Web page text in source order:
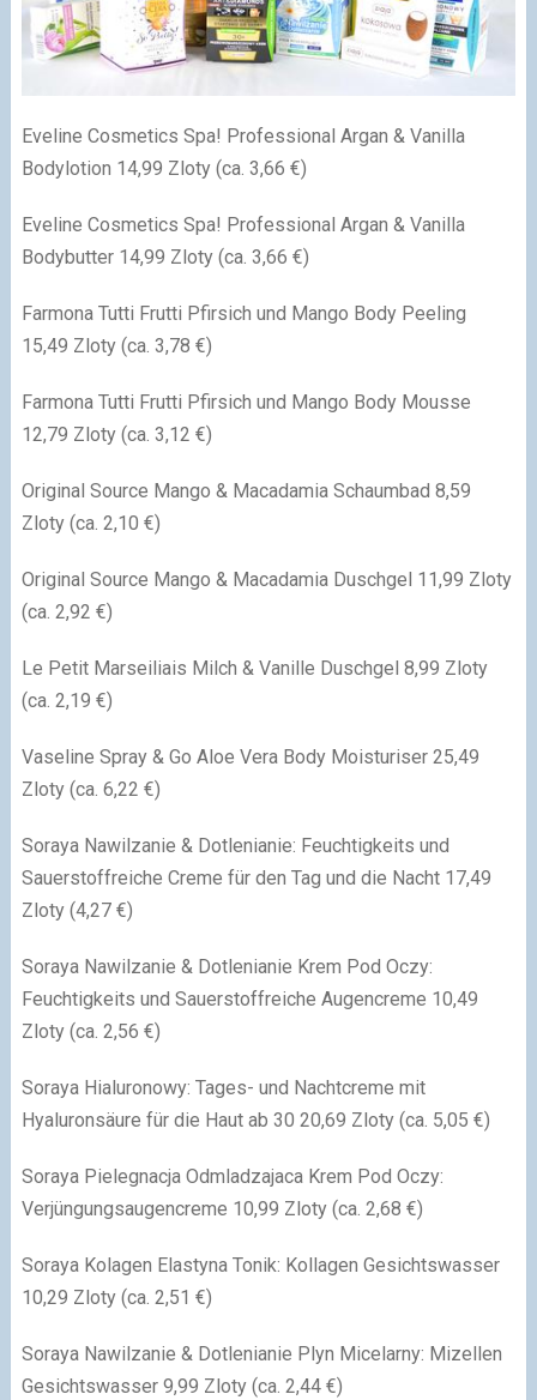
Eveline Cosmetics Spa! Professional Argan & Vanilla
Bodylotion 14,99 Zloty (ca. 3,66 €)
Eveline Cosmetics Spa! Professional Argan & Vanilla
Bodybutter 14,99 Zloty (ca. 3,66 €)
Farmona Tutti Frutti Pfirsich und Mango Body Peeling
15,49 Zloty (ca. 3,78 €)
Farmona Tutti Frutti Pfirsich und Mango Body Mousse
12,79 Zloty (ca. 3,12 €)
Original Source Mango & Macadamia Schaumbad 8,59
Zloty (ca. 2,10 €)
Original Source Mango & Macadamia Duschgel 11,99 Zloty
(ca. 2,92 €)
Le Petit Marseiliais Milch & Vanille Duschgel 8,99 Zloty
(ca. 2,19 €)
Vaseline Spray & Go Aloe Vera Body Moisturiser 25,49
Zloty (ca. 6,22 €)
Soraya Nawilzanie & Dotlenianie: Feuchtigkeits und
Sauerstoffreiche Creme für den Tag und die Nacht 17,49
Zloty (4,27 €)
Soraya Nawilzanie & Dotlenianie Krem Pod Oczy:
Feuchtigkeits und Sauerstoffreiche Augencreme 10,49
Zloty (ca. 2,56 €)
Soraya Hialuronowy: Tages- und Nachtcreme mit
Hyaluronsäure für die Haut ab 30 20,69 Zloty (ca. 5,05 €)
Soraya Pielegnacja Odmladzajaca Krem Pod Oczy:
Verjüngungsaugencreme 10,99 Zloty (ca. 2,68 €)
Soraya Kolagen Elastyna Tonik: Kollagen Gesichtswasser
10,29 Zloty (ca. 2,51 €)
Soraya Nawilzanie & Dotlenianie Plyn Micelarny: Mizellen
Gesichtswasser 9,99 Zloty (ca. 2,44 €)